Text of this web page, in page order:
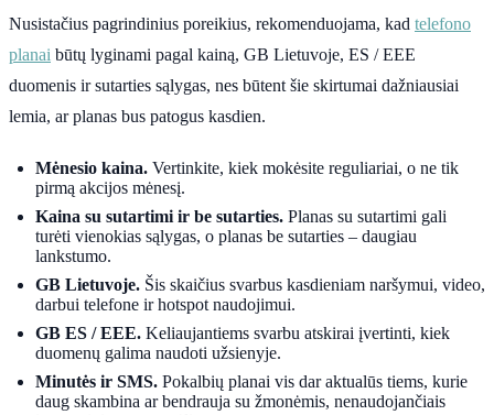
Nusistačius pagrindinius poreikius, rekomenduojama, kad telefono
planai būtų lyginami pagal kainą, GB Lietuvoje, ES / EEE
duomenis ir sutarties sąlygas, nes būtent šie skirtumai dažniausiai
lemia, ar planas bus patogus kasdien.
Mėnesio kaina. Vertinkite, kiek mokėsite reguliariai, o ne tik
pirmą akcijos mėnesį.
Kaina su sutartimi ir be sutarties. Planas su sutartimi gali
turėti vienokias sąlygas, o planas be sutarties – daugiau
lankstumo.
GB Lietuvoje. Šis skaičius svarbus kasdieniam naršymui, video,
darbui telefone ir hotspot naudojimui.
GB ES / EEE. Keliaujantiems svarbu atskirai įvertinti, kiek
duomenų galima naudoti užsienyje.
Minutės ir SMS. Pokalbių planai vis dar aktualūs tiems, kurie
daug skambina ar bendrauja su žmonėmis, nenaudojančiais